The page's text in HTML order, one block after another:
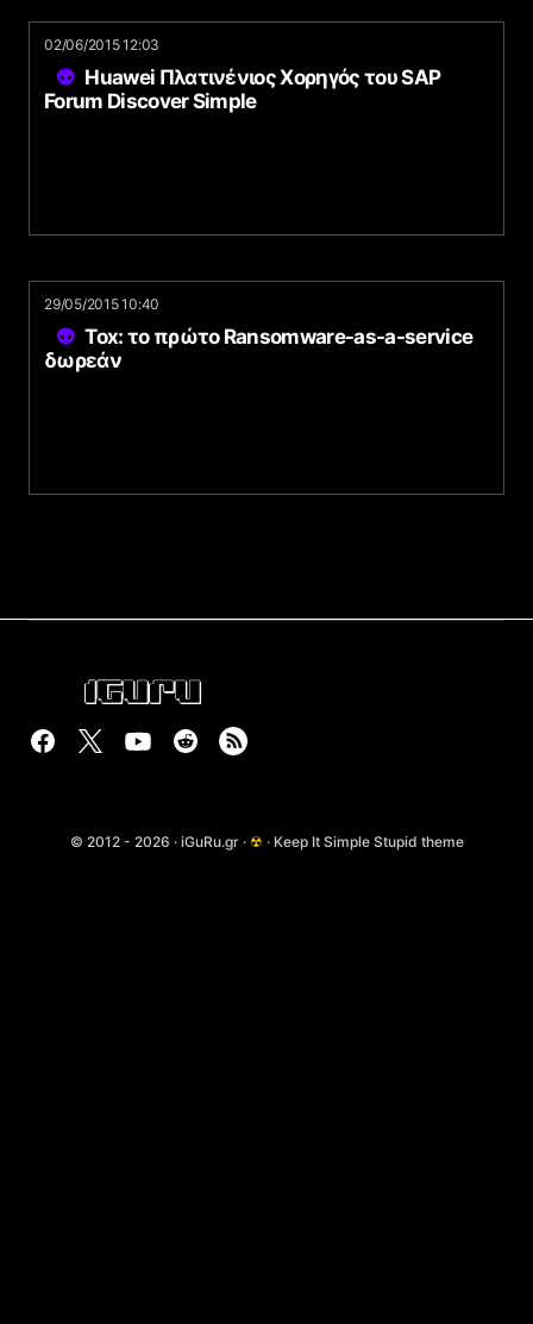
02/06/2015 12:03
Huawei Πλατινένιος Χορηγός του SAP
Forum Discover Simple
29/05/2015 10:40
Tox: το πρώτο Ransomware-as-a-service
δωρεάν
© 2012 - 2026 · iGuRu.gr · ☢ · Keep It Simple Stupid theme